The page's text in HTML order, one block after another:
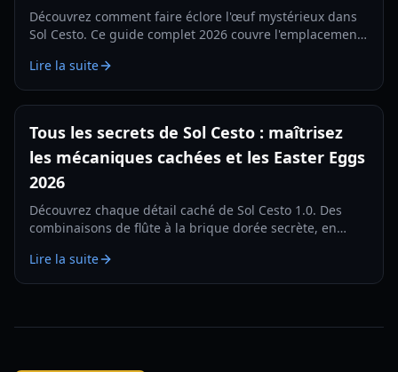
Découvrez comment faire éclore l'œuf mystérieux dans
Sol Cesto. Ce guide complet 2026 couvre l'emplacement
personnage du Lézard.
Lire la suite
Tous les secrets de Sol Cesto : maîtrisez
les mécaniques cachées et les Easter Eggs
2026
Découvrez chaque détail caché de Sol Cesto 1.0. Des
combinaisons de flûte à la brique dorée secrète, en
maîtriser le donjon.
Lire la suite